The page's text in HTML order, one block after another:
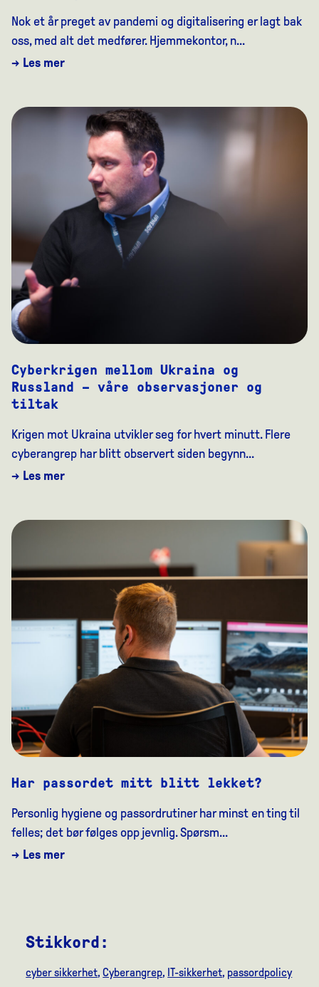
Nok et år preget av pandemi og digitalisering er lagt bak
oss, med alt det medfører. Hjemmekontor, n...
→ Les mer
Cyberkrigen mellom Ukraina og
Russland – våre observasjoner og
tiltak
Krigen mot Ukraina utvikler seg for hvert minutt. Flere
cyberangrep har blitt observert siden begynn...
→ Les mer
Har passordet mitt blitt lekket?
Personlig hygiene og passordrutiner har minst en ting til
felles; det bør følges opp jevnlig. Spørsm...
→ Les mer
Stikkord:
cyber sikkerhet,Cyberangrep, IT-sikkerhet, passordpolicy